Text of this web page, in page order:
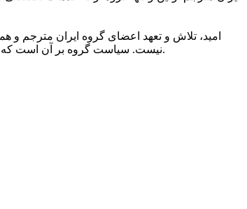
امید، تلاش و تعهد اعضای گروه ایران مترجم و
نیست. سیاست گروه بر آن است که به مشتریان خاصی ارائه خدمات کند که به کیفیت ویژه ترجمه و شیوایی زبانی آن اهمیت می دهند و دریافت خدمات ترجمه برتر را حق مسلم خود می دانند.